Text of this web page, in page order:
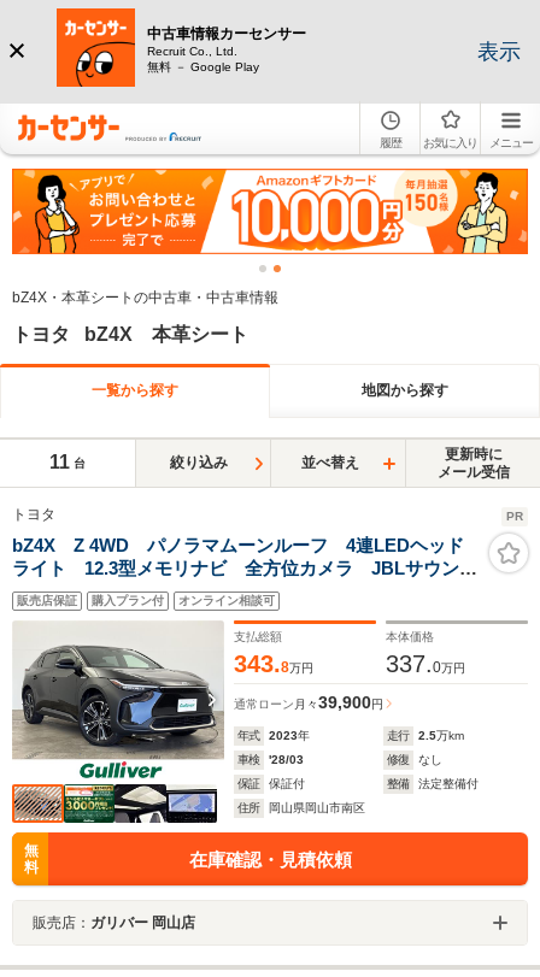
中古車情報カーセンサー
Recruit Co., Ltd.
無料 － Google Play
表示
履歴 お気に入り メニュー
bZ4X・本革シートの中古車・中古車情報
トヨタ bZ4X 本革シート
一覧から探す 地図から探す
11 台 絞り込み 並べ替え
更新時に
メール受信
トヨタ PR
bZ4X Z 4WD パノラマムーンルーフ 4連LEDヘッド
ライト 12.3型メモリナビ 全方位カメラ JBLサウン
ド 地デジTV ETC2.0 パワーバックドア LEDヘッド
ライト 充電ケーブル有 デジタルインナーミラー 黒
販売店保証 購入プラン付 オンライン相談可
支払総額
343.8万円
本体価格
337.0万円
通常ローン 月々39,900円
年式 2023年 走行 2.5万km
車検
'28/03 修復
なし
保証
保証付 整備
法定整備付
住所
岡山県岡山市南区
無
料
在庫確認・見積依頼
販売店： ガリバー 岡山店